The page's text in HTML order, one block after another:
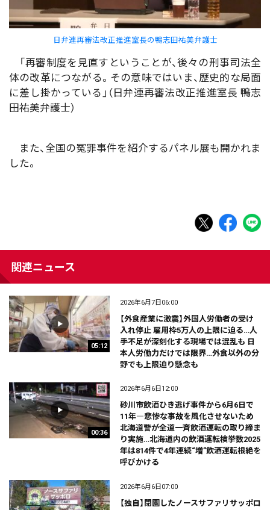
日弁連再審法改正推進室長の鴨志田祐美弁護士
「再審制度を見直すということが、後々の刑事司法全
体の改革につながる。その意味ではいま、歴史的な局面
に差し掛かっている」（日弁連再審法改正推進室長 鴨志
田祐美弁護士）
また、全国の冤罪事件を紹介するパネル展も開かれま
した。
関連ニュース
05:12
2026年6月7日06:00
【外食産業に激震】外国人労働者の受け
入れ停止 雇用枠5万人の上限に迫る…人
手不足が深刻化する現場では混乱も 日
本人労働力だけでは限界…外食以外の分
野でも上限迫り懸念も
00:36
2026年6月6日12:00
砂川市飲酒ひき逃げ事件から6月6日で
11年―悲惨な事故を風化させないため
北海道警が全道一斉飲酒運転の取り締ま
り実施…北海道内の飲酒運転検挙数2025
年は814件で4年連続“増”飲酒運転根絶を
呼びかける
2026年6月6日07:00
【独自】閉園したノースサファリサッポロ